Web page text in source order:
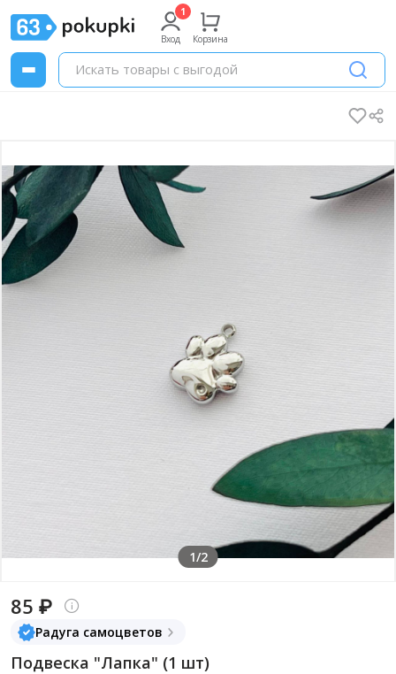
Вход Корзина
1/2
85 ₽
Радуга самоцветов
Подвеска "Лапка" (1 шт)